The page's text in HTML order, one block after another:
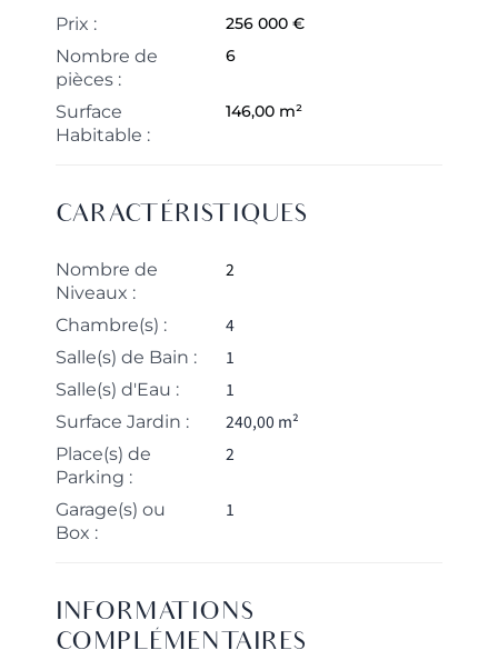
Prix : 256 000 €
Nombre de
pièces :
6
Surface
Habitable :
146,00 m²
CARACTÉRISTIQUES
Nombre de
Niveaux :
2
Chambre(s) : 4
Salle(s) de Bain : 1
Salle(s) d'Eau : 1
Surface Jardin : 240,00 m²
Place(s) de
Parking :
2
Garage(s) ou
Box :
1
INFORMATIONS
COMPLÉMENTAIRES